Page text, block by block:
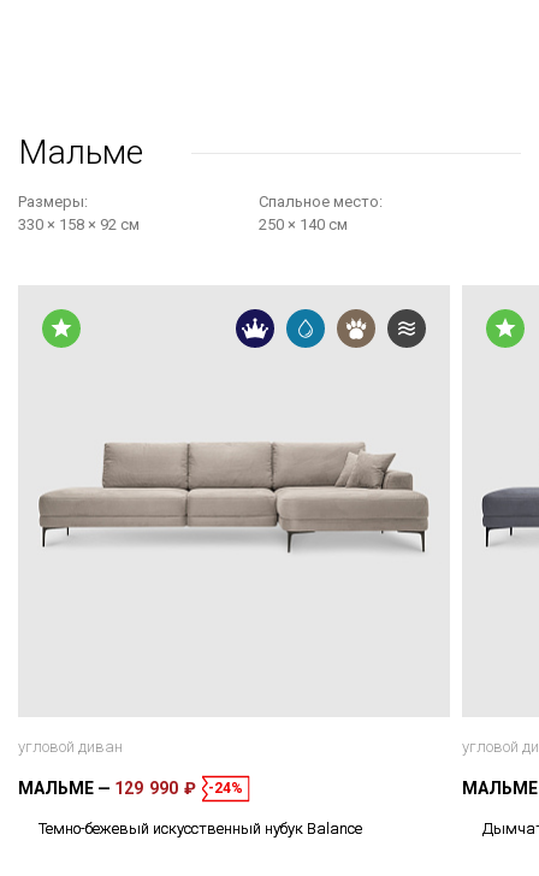
Мальме
Размеры:
330 × 158 × 92 см
Cпальное место:
250 × 140 см
угловой диван
МАЛЬМЕ 129 990 ₽ -24%
Темно-бежевый искусственный нубук Balance
угловой